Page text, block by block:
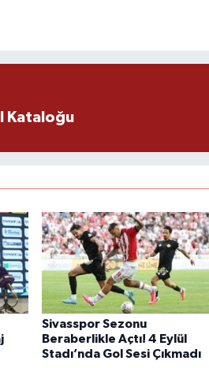
Kataloğu
Sivasspor Sezonu
Beraberlikle Açtı! 4 Eylül
Stadı’nda Gol Sesi Çıkmadı